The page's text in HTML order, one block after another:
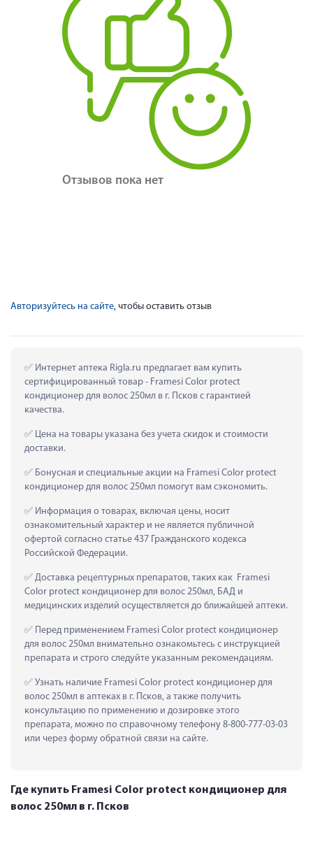
Отзывов пока нет
Авторизуйтесь на сайте, чтобы оставить отзыв
Интернет аптека Rigla.ru предлагает вам купить
сертифицированный товар - Framesi Color protect
кондиционер для волос 250мл в г. Псков с гарантией
качества.
Цена на товары указана без учета скидок и стоимости
доставки.
Бонусная и специальные акции на Framesi Color protect
кондиционер для волос 250мл помогут вам сэкономить.
Информация о товарах, включая цены, носит
ознакомительный характер и не является публичной
офертой согласно статье 437 Гражданского кодекса
Российской Федерации.
Доставка рецептурных препаратов, таких как  Framesi
Color protect кондиционер для волос 250мл, БАД и
медицинских изделий осуществляется до ближайшей аптеки.
Перед применением Framesi Color protect кондиционер
для волос 250мл внимательно ознакомьтесь с инструкцией
препарата и строго следуйте указанным рекомендациям.
Узнать наличие Framesi Color protect кондиционер для
волос 250мл в аптеках в г. Псков, а также получить
консультацию по применению и дозировке этого
препарата, можно по справочному телефону 8-800-777-03-03
или через форму обратной связи на сайте.
Где купить Framesi Color protect кондиционер для
волос 250мл в г. Псков